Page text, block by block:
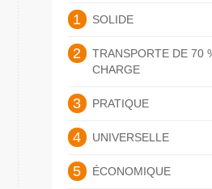
1 SOLIDE
2
TRANSPORTE DE 70
CHARGE
3 PRATIQUE
4 UNIVERSELLE
5 ÉCONOMIQUE